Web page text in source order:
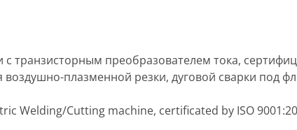
транзисторным преобразователем тока,
воздушно-плазменной резки, дуговой сварки под
Welding/Cutting machine, certificated by ISO